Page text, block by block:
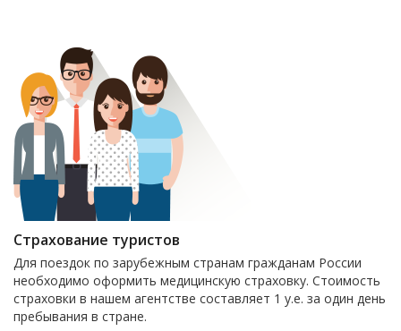
Страхование туристов
Для поездок по зарубежным странам гражданам России
необходимо оформить медицинскую страховку. Стоимость
страховки в нашем агентстве составляет 1 у.е. за один день
пребывания в стране.